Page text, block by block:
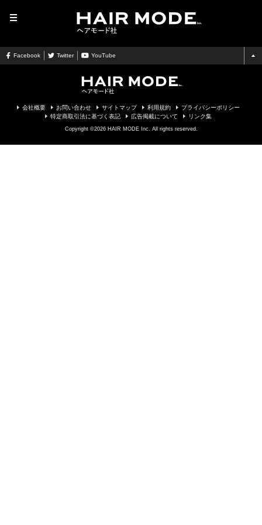
Facebook Twitter YouTube
会社概要 お問い合わせ サイトマップ 利用規約
プライバシーポリシー
特定商取引法に基づく表記
広告掲載について リンク集
Copyright ©2026 HAIR MODE Inc. All rights reserved.